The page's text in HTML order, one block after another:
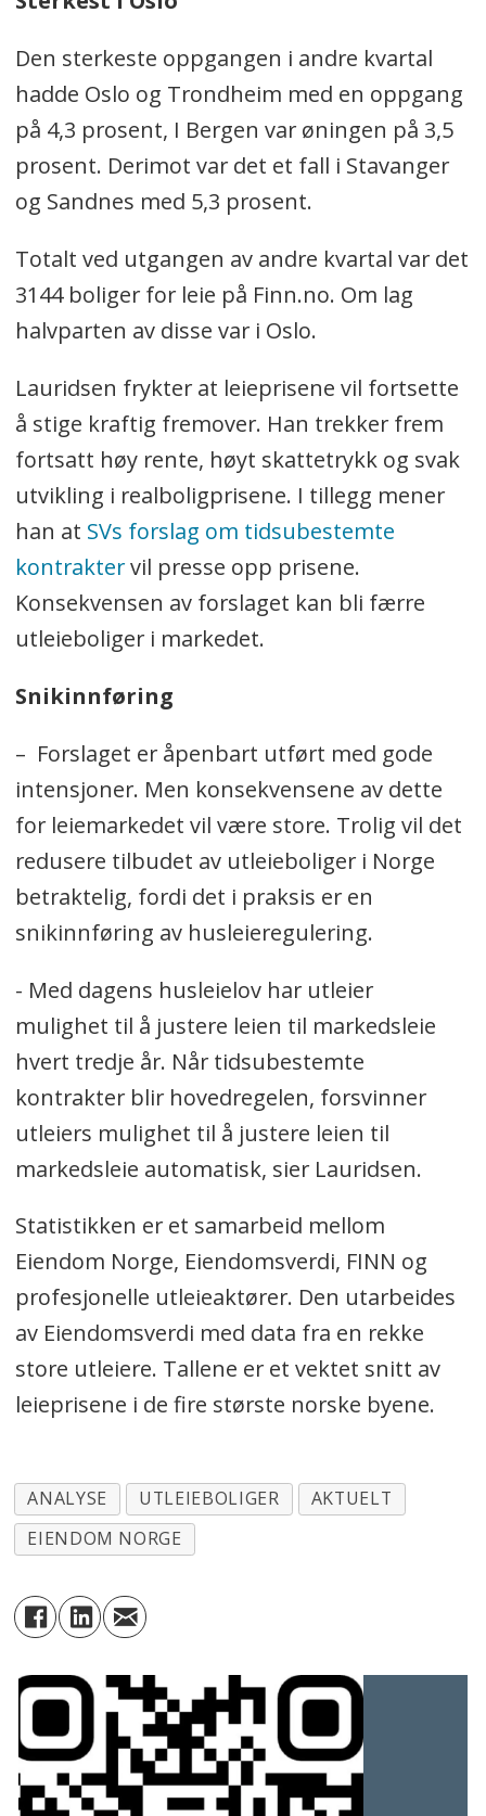
Den sterkeste oppgangen i andre kvartal
hadde Oslo og Trondheim med en oppgang
på 4,3 prosent, I Bergen var øningen på 3,5
prosent. Derimot var det et fall i Stavanger
og Sandnes med 5,3 prosent.
Totalt ved utgangen av andre kvartal var det
3144 boliger for leie på Finn.no. Om lag
halvparten av disse var i Oslo.
Lauridsen frykter at leieprisene vil fortsette
å stige kraftig fremover. Han trekker frem
fortsatt høy rente, høyt skattetrykk og svak
utvikling i realboligprisene. I tillegg mener
han at SVs forslag om tidsubestemte
kontraktervil presse opp prisene.
Konsekvensen av forslaget kan bli færre
utleieboliger i markedet.
Snikinnføring
– Forslaget er åpenbart utført med gode
intensjoner. Men konsekvensene av dette
for leiemarkedet vil være store. Trolig vil det
redusere tilbudet av utleieboliger i Norge
betraktelig, fordi det i praksis er en
snikinnføring av husleieregulering.
- Med dagens husleielov har utleier
mulighet til å justere leien til markedsleie
hvert tredje år. Når tidsubestemte
kontrakter blir hovedregelen, forsvinner
utleiers mulighet til å justere leien til
markedsleie automatisk, sier Lauridsen.
Statistikken er et samarbeid mellom
Eiendom Norge, Eiendomsverdi, FINN og
profesjonelle utleieaktører. Den utarbeides
av Eiendomsverdi med data fra en rekke
store utleiere. Tallene er et vektet snitt av
leieprisene i de fire største norske byene.
ANALYSE UTLEIEBOLIGER
AKTUELT
EIENDOM NORGE